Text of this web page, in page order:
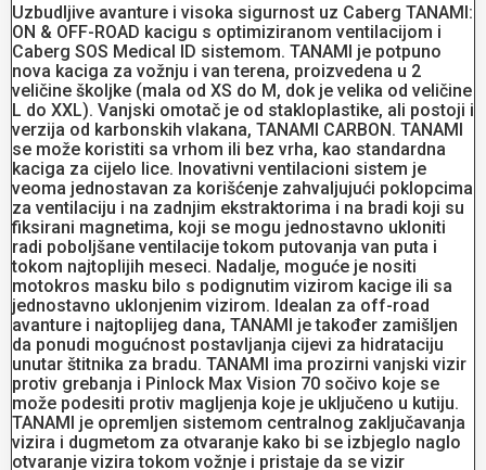
Uzbudljive avanture i visoka sigurnost uz Caberg TANAMI:
ON & OFF-ROAD kacigu s optimiziranom ventilacijom i
Caberg SOS Medical ID sistemom. TANAMI je potpuno
nova kaciga za vožnju i van terena, proizvedena u 2
veličine školjke (mala od XS do M, dok je velika od veličine
L do XXL). Vanjski omotač je od stakloplastike, ali postoji i
verzija od karbonskih vlakana, TANAMI CARBON. TANAMI
se može koristiti sa vrhom ili bez vrha, kao standardna
kaciga za cijelo lice. Inovativni ventilacioni sistem je
veoma jednostavan za korišćenje zahvaljujući poklopcima
za ventilaciju i na zadnjim ekstraktorima i na bradi koji su
fiksirani magnetima, koji se mogu jednostavno ukloniti
radi poboljšane ventilacije tokom putovanja van puta i
tokom najtoplijih meseci. Nadalje, moguće je nositi
motokros masku bilo s podignutim vizirom kacige ili sa
jednostavno uklonjenim vizirom. Idealan za off-road
avanture i najtoplijeg dana, TANAMI je također zamišljen
da ponudi mogućnost postavljanja cijevi za hidrataciju
unutar štitnika za bradu. TANAMI ima prozirni vanjski vizir
protiv grebanja i Pinlock Max Vision 70 sočivo koje se
može podesiti protiv magljenja koje je uključeno u kutiju.
TANAMI je opremljen sistemom centralnog zaključavanja
vizira i dugmetom za otvaranje kako bi se izbjeglo naglo
otvaranje vizira tokom vožnje i pristaje da se vizir